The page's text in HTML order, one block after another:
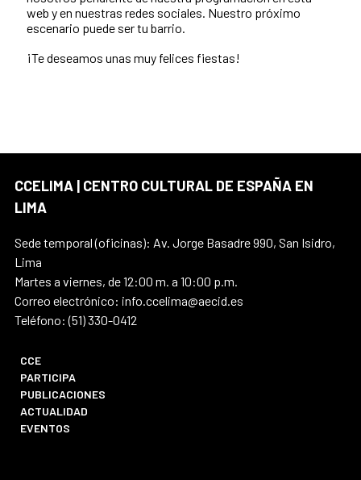
web y en nuestras redes sociales. Nuestro próximo
escenario puede ser tu barrio.
¡Te deseamos unas muy felices fiestas!
CCELIMA | CENTRO CULTURAL DE ESPAÑA EN
LIMA
Sede temporal (oficinas): Av. Jorge Basadre 990, San Isidro,
Lima
Martes a viernes, de 12:00 m. a 10:00 p.m.
Correo electrónico: info.ccelima@aecid.es
Teléfono: (51) 330-0412
CCE
PARTICIPA
PUBLICACIONES
ACTUALIDAD
EVENTOS